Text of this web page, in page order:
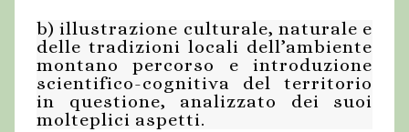
b) illustrazione culturale, naturale e
delle tradizioni locali dell’ambiente
montano percorso e introduzione
scientifico-cognitiva del territorio
in questione, analizzato dei suoi
molteplici aspetti.